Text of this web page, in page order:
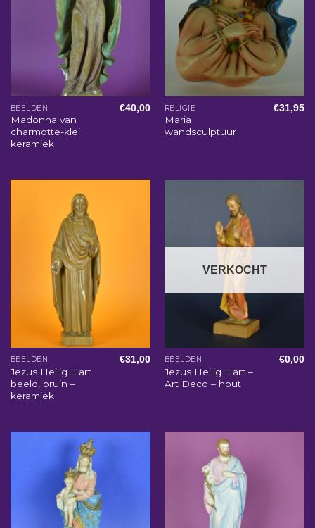
BEELDEN
Madonna van
charmotte-klei
keramiek
€40,00 RELIGIE
Maria
wandsculptuur
€31,95
BEELDEN
Jezus Heilig Hart
beeld, bruin –
keramiek
€31,00
VERKOCHT
BEELDEN
Jezus Heilig Hart –
Art Deco – hout
€0,00